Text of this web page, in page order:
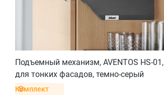
Подъемный механизм, AVENTOS HS-01,
для тонких фасадов, темно-серый
Комплект